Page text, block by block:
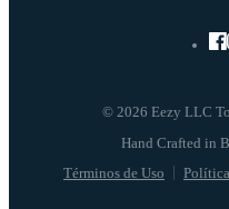
© 2026 Eezy LLC
Términos de Uso